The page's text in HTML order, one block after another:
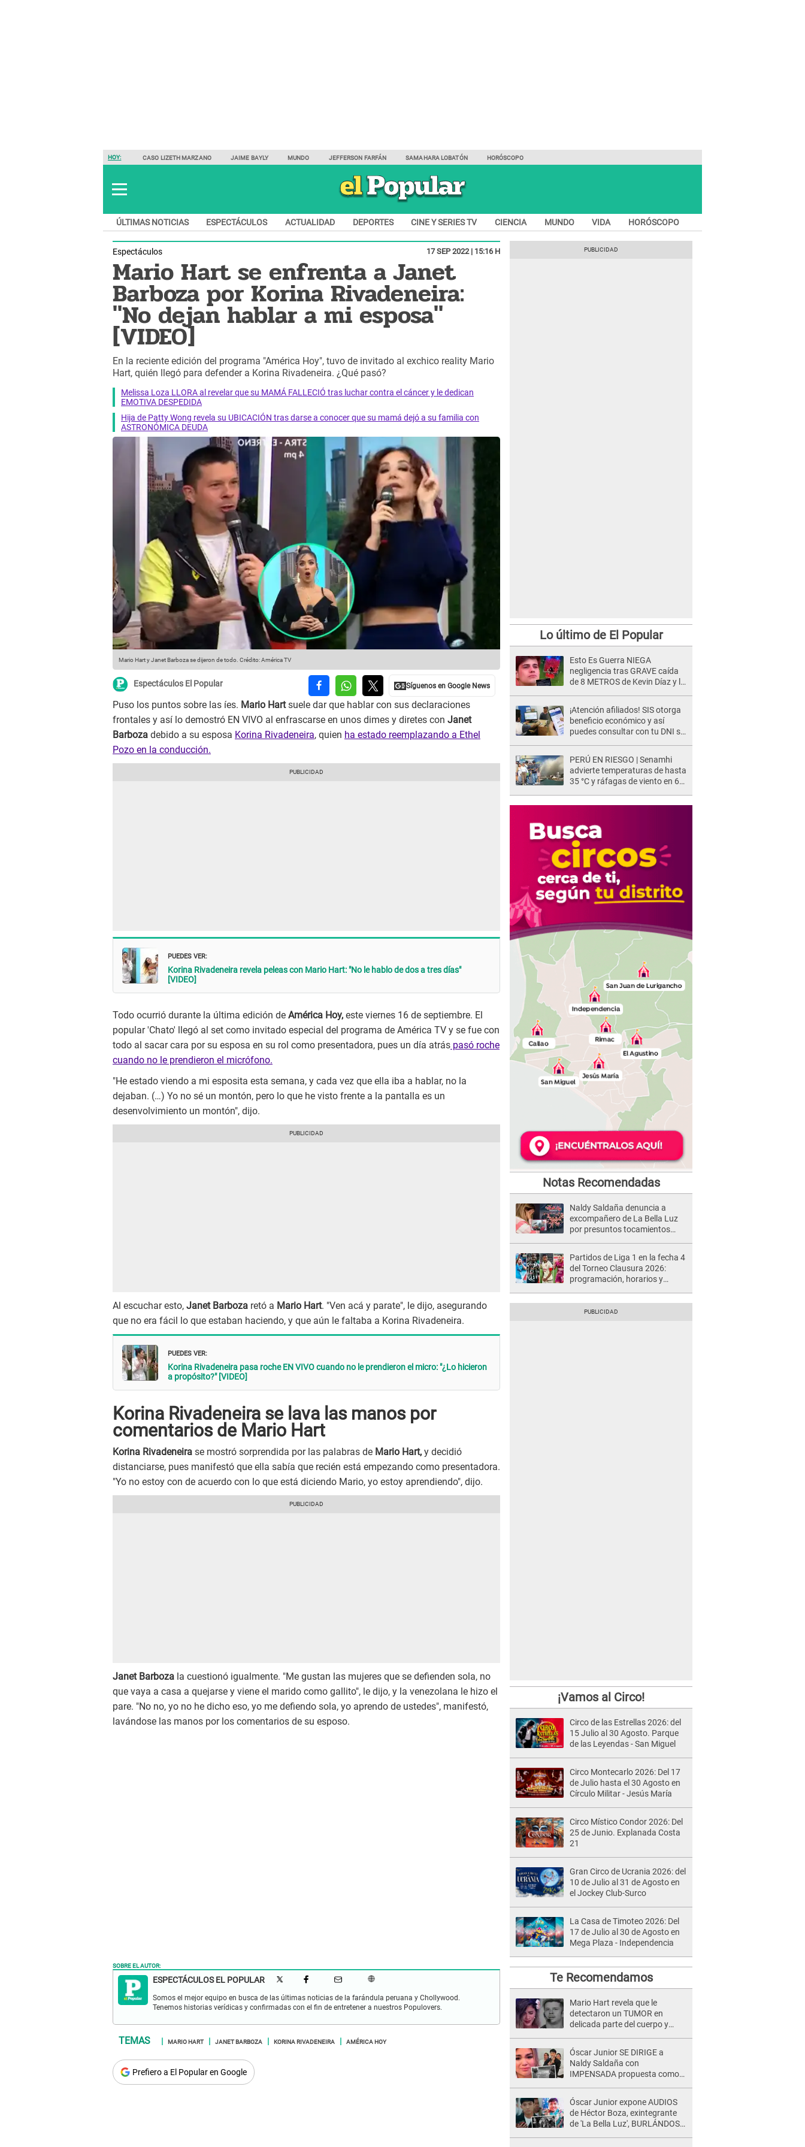
HOY: CASO LIZETH MARZANO JAIME BAYLY MUNDO JEFFERSON FARFÁN SAMAHARA LOBATÓN HORÓSCOPO
ÚLTIMAS NOTICIAS ESPECTÁCULOS ACTUALIDAD DEPORTES CINE Y SERIES TV CIENCIA MUNDO VIDA HORÓSCOPO
Espectáculos 17 SEP 2022 | 15:16 H
Mario Hart se enfrenta a Janet
Barboza por Korina Rivadeneira:
"No dejan hablar a mi esposa"
[VIDEO]
En la reciente edición del programa "América Hoy", tuvo de invitado al exchico reality Mario
Hart, quién llegó para defender a Korina Rivadeneira. ¿Qué pasó?
Melissa Loza LLORA al revelar que su MAMÁ FALLECIÓ tras luchar contra el cáncer y le dedican
EMOTIVA DESPEDIDA
Hija de Patty Wong revela su UBICACIÓN tras darse a conocer que su mamá dejó a su familia con
ASTRONÓMICA DEUDA
Mario Hart y Janet Barboza se dijeron de todo. Crédito: América TV
Espectáculos El Popular
Puso los puntos sobre las íes. Mario Hartsuele dar que hablar con sus declaraciones
frontales y así lo demostró EN VIVO al enfrascarse en unos dimes y diretes con Janet
Barboza debido a su esposa Korina Rivadeneira, quien ha estado reemplazando a Ethel
Pozo en la conducción.
PUEDES VER:
Korina Rivadeneira revela peleas con Mario Hart: "No le hablo de dos a tres días"
[VIDEO]
Todo ocurrió durante la última edición de América Hoy, este viernes 16 de septiembre. El
popular 'Chato' llegó al set como invitado especial del programa de América TV y se fue con
todo al sacar cara por su esposa en su rol como presentadora, pues un día atrás pasó roche
cuando no le prendieron el micrófono.
"He estado viendo a mi esposita esta semana, y cada vez que ella iba a hablar, no la
dejaban. (…) Yo no sé un montón, pero lo que he visto frente a la pantalla es un
desenvolvimiento un montón", dijo.
Al escuchar esto, Janet Barboza retó a Mario Hart. "Ven acá y parate", le dijo, asegurando
que no era fácil lo que estaban haciendo, y que aún le faltaba a Korina Rivadeneira.
PUEDES VER:
Korina Rivadeneira pasa roche EN VIVO cuando no le prendieron el micro: "¿Lo hicieron
a propósito?" [VIDEO]
Korina Rivadeneira se lava las manos por
comentarios de Mario Hart
Korina Rivadeneira se mostró sorprendida por las palabras de Mario Hart, y decidió
distanciarse, pues manifestó que ella sabía que recién está empezando como presentadora.
"Yo no estoy con de acuerdo con lo que está diciendo Mario, yo estoy aprendiendo", dijo.
Janet Barboza la cuestionó igualmente. "Me gustan las mujeres que se defienden sola, no
que vaya a casa a quejarse y viene el marido como gallito", le dijo, y la venezolana le hizo el
pare. "No no, yo no he dicho eso, yo me defiendo sola, yo aprendo de ustedes", manifestó,
lavándose las manos por los comentarios de su esposo.
SOBRE EL AUTOR:
ESPECTÁCULOS EL POPULAR
Somos el mejor equipo en busca de las últimas noticias de la farándula peruana y Chollywood.
Tenemos historias verídicas y confirmadas con el fin de entretener a nuestros Populovers.
MARIO HART JANET BARBOZA KORINA RIVADENEIRA AMÉRICA HOY
Prefiero a El Popular en Google
Lo último de El Popular
Esto Es Guerra NIEGA
negligencia tras GRAVE caída
de 8 METROS de Kevin Díaz y lo
¡Atención afiliados! SIS otorga
beneficio económico y así
puedes consultar con tu DNI si
PERÚ EN RIESGO | Senamhi
advierte temperaturas de hasta
35 °C y ráfagas de viento en 6
Notas Recomendadas
Naldy Saldaña denuncia a
excompañero de La Bella Luz
por presuntos tocamientos
Partidos de Liga 1 en la fecha 4
del Torneo Clausura 2026:
programación, horarios y
¡Vamos al Circo!
Circo de las Estrellas 2026: del
15 Julio al 30 Agosto. Parque
de las Leyendas - San Miguel
Circo Montecarlo 2026: Del 17
de Julio hasta el 30 Agosto en
Círculo Militar - Jesús María
Circo Místico Condor 2026: Del
25 de Junio. Explanada Costa
21
Gran Circo de Ucrania 2026: del
10 de Julio al 31 de Agosto en
el Jockey Club-Surco
La Casa de Timoteo 2026: Del
17 de Julio al 30 de Agosto en
Mega Plaza - Independencia
Te Recomendamos
Mario Hart revela que le
detectaron un TUMOR en
delicada parte del cuerpo y
muy fuertes..."
Óscar Junior SE DIRIGE a
Naldy Saldaña con
IMPENSADA propuesta como
denuncia: "Otro tipo de ley..."
Óscar Junior expone AUDIOS
de Héctor Boza, exintegrante
de 'La Bella Luz', BURLÁNDOSE